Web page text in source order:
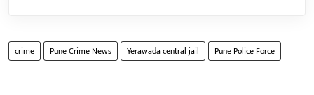
crime Pune Crime News Yerawada central jail Pune Police Force